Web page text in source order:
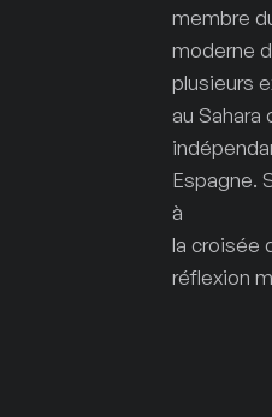
membre
moderne
plusieurs
au
Espagne.
à
la croisée
réflexion